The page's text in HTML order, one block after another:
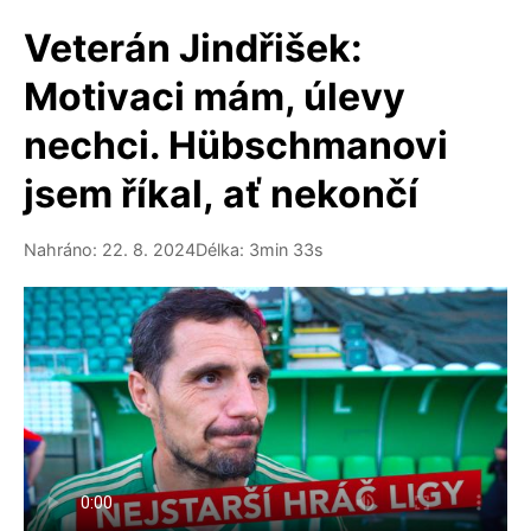
Veterán Jindřišek:
Motivaci mám, úlevy
nechci. Hübschmanovi
jsem říkal, ať nekončí
Nahráno: 22. 8. 2024Délka: 3min 33s